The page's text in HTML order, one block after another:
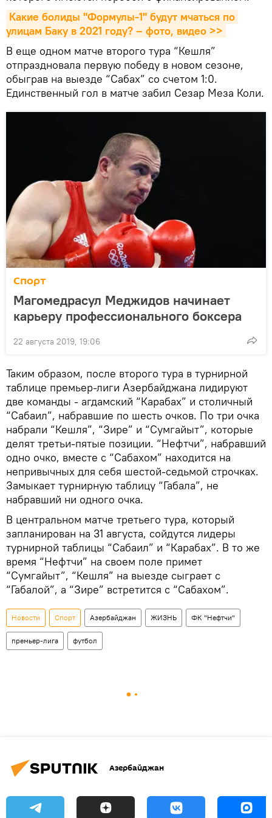
Какие болиды "Формулы-1" будут мчаться по
улицам Баку в 2021 году? – фото, видео >>
В еще одном матче второго тура “Кешля”
отпраздновала первую победу в новом сезоне,
обыграв на выезде “Сабах” со счетом 1:0.
Единственный гол в матче забил Сезар Меза Коли.
Спорт
Магомедрасул Меджидов начинает
карьеру профессионального боксера
22 августа 2019, 19:06
Таким образом, после второго тура в турнирной
таблице премьер-лиги Азербайджана лидируют
две команды - агдамский “Карабах” и столичный
“Сабаил”, набравшие по шесть очков. По три очка
набрали “Кешля”, “Зире” и “Сумгайыт”, которые
делят третьи-пятые позиции. “Нефтчи”, набравший
одно очко, вместе с “Сабахом” находится на
непривычных для себя шестой-седьмой строчках.
Замыкает турнирную таблицу “Габала”, не
набравший ни одного очка.
В центральном матче третьего тура, который
запланирован на 31 августа, сойдутся лидеры
турнирной таблицы “Сабаил” и “Карабах”. В то же
время “Нефтчи” на своем поле примет
“Сумгайыт”, “Кешля” на выезде сыграет с
“Габалой”, а “Зире” встретится с “Сабахом”.
Новости Спорт Азербайджан ЖИЗНЬ ФК "Нефтчи"
премьер-лига футбол
Азербайджан